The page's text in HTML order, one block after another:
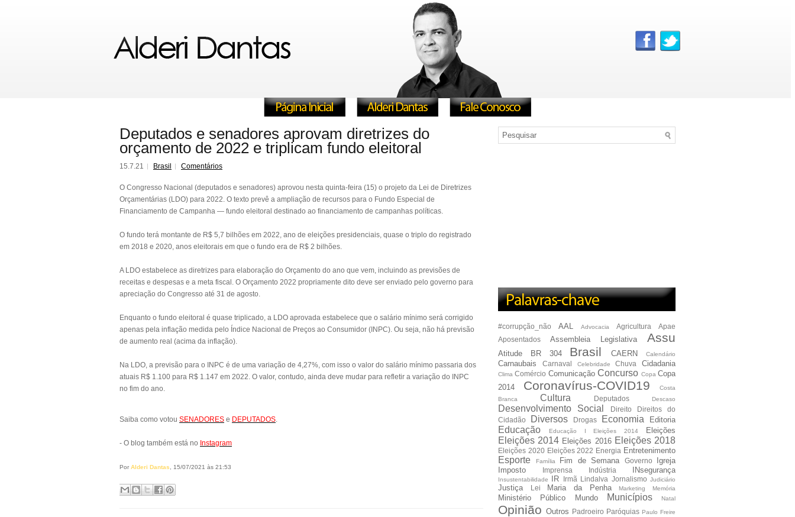
Deputados e senadores aprovam diretrizes do
orçamento de 2022 e triplicam fundo eleitoral
15.7.21 Brasil Comentários
O Congresso Nacional (deputados e senadores) aprovou nesta quinta-feira (15) o projeto da Lei de Diretrizes
Orçamentárias (LDO) para 2022. O texto prevê a ampliação de recursos para o Fundo Especial de
Financiamento de Campanha — fundo eleitoral destinado ao financiamento de campanhas políticas.
O fundo terá montante de R$ 5,7 bilhões em 2022, ano de eleições presidenciais, quase o triplo do registrado
em 2018 e 2020, anos eleitorais em que o fundo era de R$ 2 bilhões.
A LDO estabelece as diretrizes para elaboração do Orçamento do ano que vem, incluindo as previsões de
receitas e despesas e a meta fiscal. O Orçamento 2022 propriamente dito deve ser enviado pelo governo para
apreciação do Congresso até 31 de agosto.
Enquanto o fundo eleitoral é quase triplicado, a LDO aprovada estabelece que o salário mínimo será corrigido
apenas pela inflação medida pelo Índice Nacional de Preços ao Consumidor (INPC). Ou seja, não há previsão
de aumento real (acima da inflação).
Na LDO, a previsão para o INPC é de uma variação de 4,27%, com isso o valor do salário mínimo passaria dos
atuais R$ 1.100 para R$ 1.147 em 2022. O valor, contudo, ainda deve mudar para refletir a variação do INPC
no fim do ano.
Saiba como votou SENADORES e DEPUTADOS.
- O blog também está no Instagram
Por Alderi Dantas , 15/07/2021 às 21:53
#corrupção_não AAL Advocacia Agricultura
Apae
Aposentados
Assembleia Legislativa Assu
Atitude BR 304 Brasil CAERN Calendário
Carnaubais Carnaval Celebridade Chuva Cidadania
Clima Comércio Comunicação Concurso Copa Copa
2014
Coronavírus-COVID19
Costa
Branca
Cultura Deputados Descaso
Desenvolvimento Social Direito
Direitos do
Cidadão
Diversos Drogas Economia Editoria
Educação Educação I Eleições 2014 Eleições
Eleições 2014 Eleições 2016 Eleições 2018
Eleições 2020 Eleições 2022 Energia Entretenimento
Esporte Família Fim de Semana Governo
Igreja
Imposto
Imprensa Indústria INsegurança
Insustentabilidade IR Irmã Lindalva Jornalismo Judiciário
Justiça Lei Maria da Penha Marketing Memória
Ministério Público Mundo Municípios Natal
Opinião Outros Padroeiro Paróquias Paulo Freire